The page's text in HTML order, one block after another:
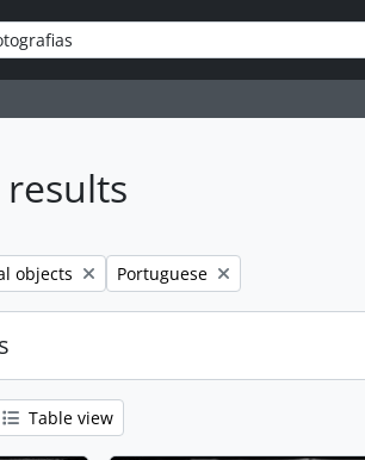
options
objects Remove filter:
Portuguese
Table view